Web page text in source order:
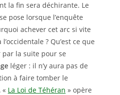
la fin sera déchirante. Le
pose lorsque l’enquête
achever cet arc si vite
? Qu’est ce que
la suite pour se
léger : il n’y aura pas de
à faire tomber le
« La Loi de Téhéran » opère